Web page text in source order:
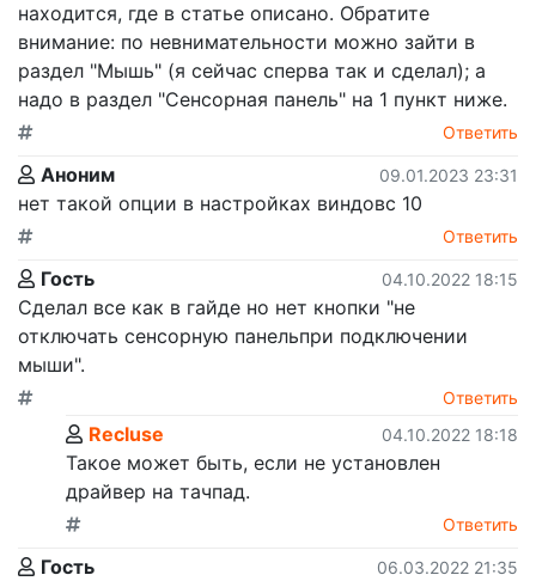
находится, где в статье описано. Обратите
внимание: по невнимательности можно зайти в
раздел "Мышь" (я сейчас сперва так и сделал); а
надо в раздел "Сенсорная панель" на 1 пункт ниже.
Ответить
Аноним 09.01.2023 23:31
нет такой опции в настройках виндовс 10
Ответить
Гость 04.10.2022 18:15
Сделал все как в гайде но нет кнопки "не
отключать сенсорную панельпри подключении
мыши".
Ответить
Recluse 04.10.2022 18:18
Такое может быть, если не установлен
драйвер на тачпад.
Ответить
Гость 06.03.2022 21:35